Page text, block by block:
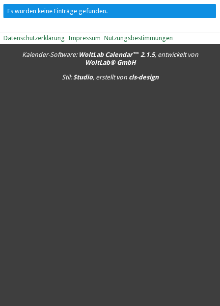
Es wurden keine Einträge gefunden.
Datenschutzerklärung Impressum Nutzungsbestimmungen
Kalender-Software: WoltLab Calendar™ 2.1.5, entwickelt von
WoltLab® GmbH
Stil:Studio, erstellt von cls-design